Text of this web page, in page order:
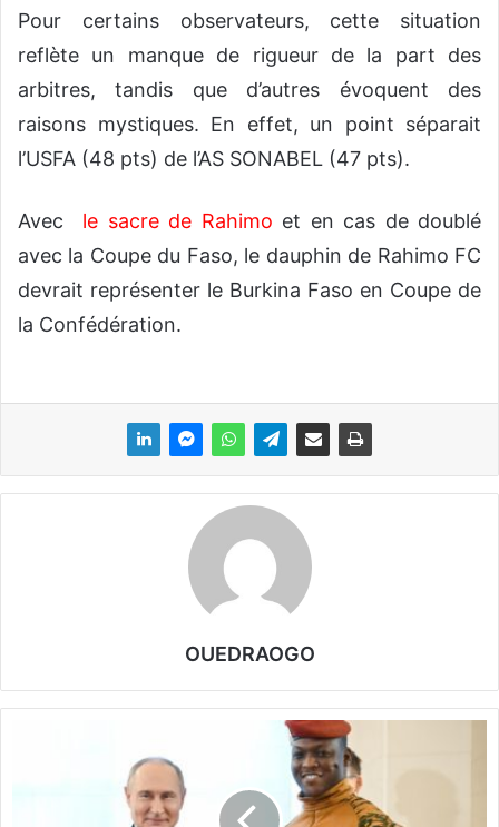
Pour certains observateurs, cette situation
reflète un manque de rigueur de la part des
arbitres, tandis que d’autres évoquent des
raisons mystiques. En effet, un point séparait
l’USFA (48 pts) de l’AS SONABEL (47 pts).
Avec le sacre de Rahimo et en cas de doublé
avec la Coupe du Faso, le dauphin de Rahimo FC
devrait représenter le Burkina Faso en Coupe de
la Confédération.
OUEDRAOGO